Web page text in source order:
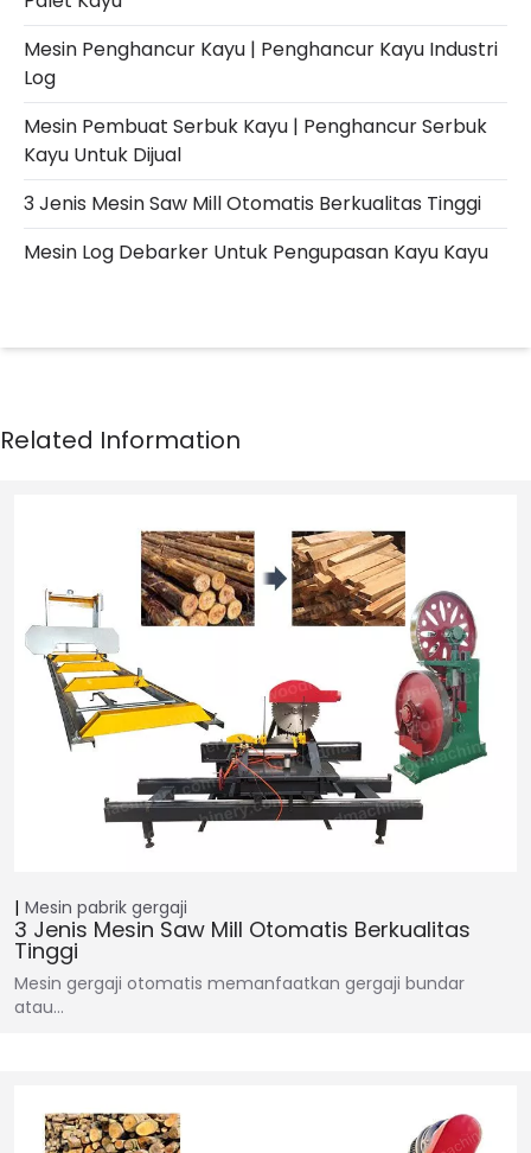
Mesin Penghancur Kayu | Penghancur Kayu Industri
Log
Mesin Pembuat Serbuk Kayu | Penghancur Serbuk
Kayu Untuk Dijual
3 Jenis Mesin Saw Mill Otomatis Berkualitas Tinggi
Mesin Log Debarker Untuk Pengupasan Kayu Kayu
Mesin pabrik gergaji
3 Jenis Mesin Saw Mill Otomatis Berkualitas
Tinggi
Mesin gergaji otomatis memanfaatkan gergaji bundar
atau…